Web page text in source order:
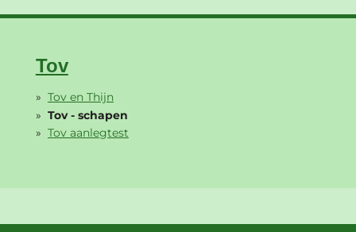
Tov
Tov en Thijn
Tov - schapen
Tov aanlegtest